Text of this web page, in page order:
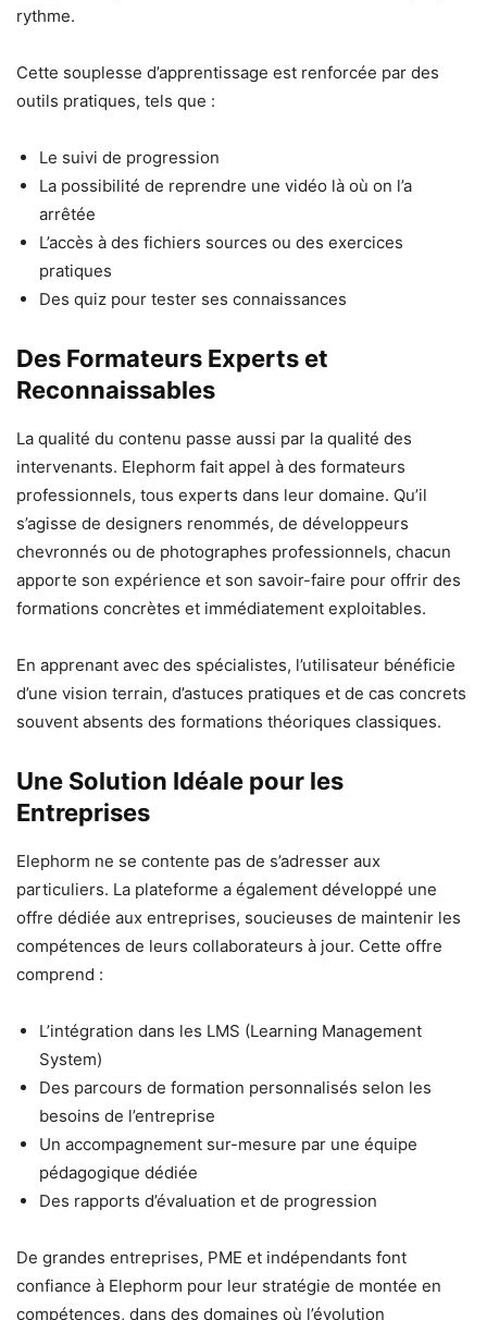
rythme.
Cette souplesse d’apprentissage est renforcée par des
outils pratiques, tels que :
Le suivi de progression
La possibilité de reprendre une vidéo là où on l’a
arrêtée
L’accès à des fichiers sources ou des exercices
pratiques
Des quiz pour tester ses connaissances
Des Formateurs Experts et
Reconnaissables
La qualité du contenu passe aussi par la qualité des
intervenants. Elephorm fait appel à des formateurs
professionnels, tous experts dans leur domaine. Qu’il
s’agisse de designers renommés, de développeurs
chevronnés ou de photographes professionnels, chacun
apporte son expérience et son savoir-faire pour offrir des
formations concrètes et immédiatement exploitables.
En apprenant avec des spécialistes, l’utilisateur bénéficie
d’une vision terrain, d’astuces pratiques et de cas concrets
souvent absents des formations théoriques classiques.
Une Solution Idéale pour les
Entreprises
Elephorm ne se contente pas de s’adresser aux
particuliers. La plateforme a également développé une
offre dédiée aux entreprises, soucieuses de maintenir les
compétences de leurs collaborateurs à jour. Cette offre
comprend :
L’intégration dans les LMS (Learning Management
System)
Des parcours de formation personnalisés selon les
besoins de l’entreprise
Un accompagnement sur-mesure par une équipe
pédagogique dédiée
Des rapports d’évaluation et de progression
De grandes entreprises, PME et indépendants font
confiance à Elephorm pour leur stratégie de montée en
compétences, dans des domaines où l’évolution